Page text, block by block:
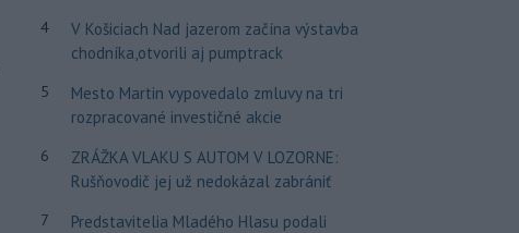
4
V Košiciach Nad jazerom začína výstavba
chodníka,otvorili aj pumptrack
5
Mesto Martin vypovedalo zmluvy na tri
rozpracované investičné akcie
6
ZRÁŽKA VLAKU S AUTOM V LOZORNE:
Rušňovodič jej už nedokázal zabrániť
7
Predstavitelia Mladého Hlasu podali